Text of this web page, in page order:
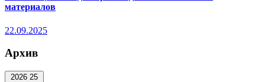
материалов
22.09.2025
Архив
2026 25